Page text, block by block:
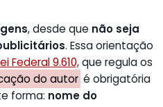
, desde que não seja
. Essa orientação
Federal 9.610,que regula os
do autor é obrigatória
forma: nome do